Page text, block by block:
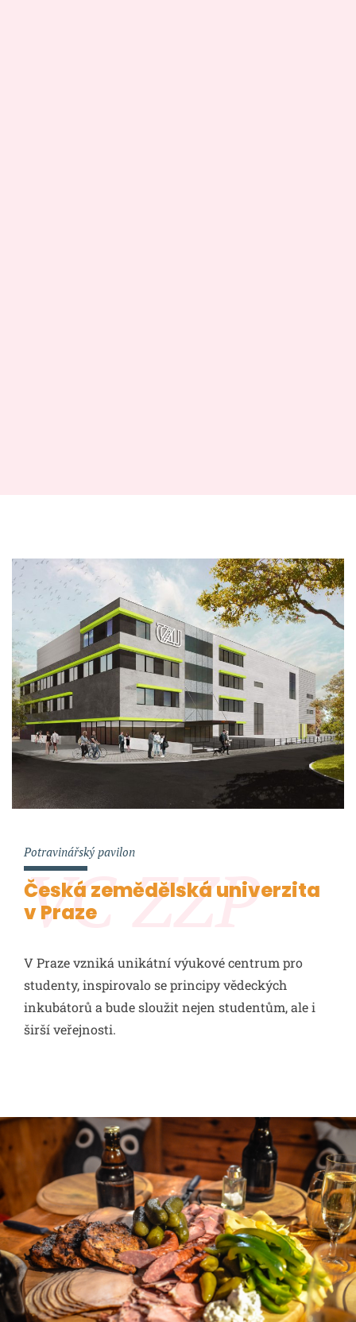
VC ZZP
Potravinářský pavilon
Česká zemědělská univerzita
v Praze
V Praze vzniká unikátní výukové centrum pro
studenty, inspirovalo se principy vědeckých
inkubátorů a bude sloužit nejen studentům, ale i
širší veřejnosti.